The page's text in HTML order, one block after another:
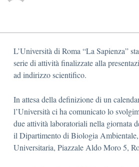
L’Università di Roma “La Sapienza”
serie di attività finalizzate alla
ad indirizzo scientifico.
In attesa della definizione di un
l’Università ci ha comunicato lo
due attività laboratoriali nella giornata
il Dipartimento di Biologia
Universitaria, Piazzale Aldo Moro 5,